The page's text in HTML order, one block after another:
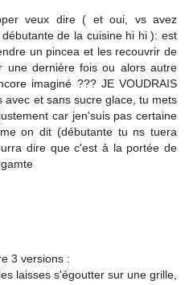
veux dire ( et oui, vs avez
de la cuisine hi hi ): est
un pincea et les recouvrir de
une dernière fois ou alors autre
imaginé ??? JE VOUDRAIS
avec et sans sucre glace, tu mets
car jen'suis pas certaine
on dit (débutante tu ns tuera
dire que c'est à la portée de
3 versions :
laisses s'égoutter sur une grille,